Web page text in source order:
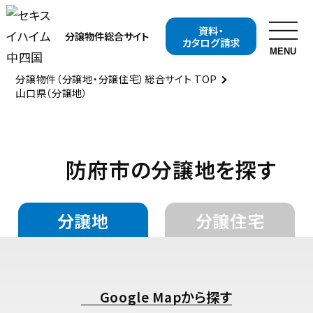
分譲物件総合サイト
資料・
カタログ請求
MENU
イベント
分譲住宅を探す
キャンペーンを探す
セキスイハイムの特長
住まいの性能
分譲物件（分譲地・分譲住宅）総合サイト TOP
山口県（分譲地）
防府市の分譲地を探す
分譲地 分譲住宅
Google Mapから探す